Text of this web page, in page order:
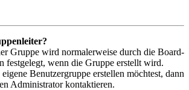
Gruppe wird normalerweise durch die Board-
festgelegt, wenn die Gruppe erstellt wird.
Benutzergruppe erstellen möchtest, dann
Administrator kontaktieren.